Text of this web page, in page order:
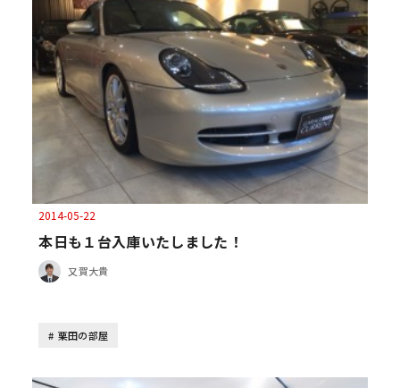
2014-05-22
本日も１台入庫いたしました！
又賀大貴
栗田の部屋